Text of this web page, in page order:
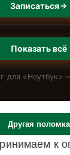
Записаться
Показать всё
для « Ноутбук »
к
Другая поломка